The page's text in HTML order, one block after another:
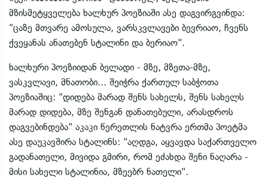
მზისმეტყველება ხალხურ პოეზიაში ასე დაგვირგვინდა:
"ცაზე მთვარე ამოსულა, ვარსკვლავები ბევრიაო, ჩვენს
ქვეყანას ანათებენ სტალინი და ბერიაო".
ხალხური პოეზიიდან ბელადი - მზე, მზეთა-მზე,
ვასკვლავი, მნათობი... შეიჭრა ქართულ საბჭოთა
პოეზიაშიც: "დიდება მარად შენს სახელს, შენს სახელს
მარად დიდება, მზე შენგან დანათებული, არასდროს
დაგვებინდება" აკაკი წერეთლის ნატვრა ერთმა პოეტმა
ასე დაუკავშირა სტალინს: "აღდგა, აყვავდა საქართველო
გადანათელი, მივიდა გმირი, რომ ეძახდა შენი ნაღარა -
მისი სახელი სტალინია, მზეებრ ნათელი".